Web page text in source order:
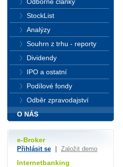
StockList
Analýzy
Souhrn z trhu - reporty
Dividendy
IPO a ostatní
Podílové fondy
Odběr zpravodajství
O NÁS
e-Broker
Přihlásit se Založit demo
Internetbanking